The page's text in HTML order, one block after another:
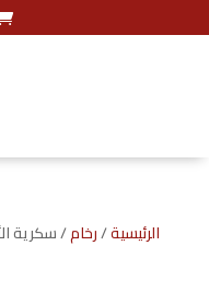
الرئيسية/رخام/ سكرية